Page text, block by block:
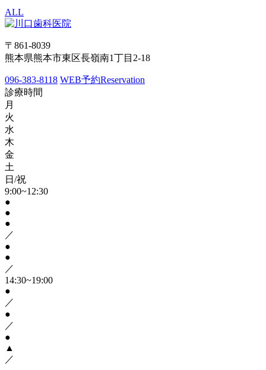
ALL
〒861-8039
熊本県熊本市東区長嶺南1丁目2-18
096-383-8118 WEB予約Reservation
診療時間
月
火
水
木
金
土
日/祝
9:00~12:30
●
●
●
／
●
●
／
14:30~19:00
●
／
●
／
●
▲
／